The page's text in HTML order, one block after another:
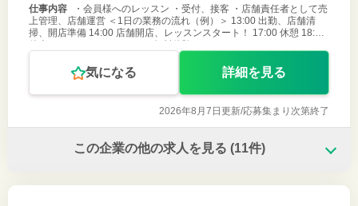
仕事内容
・会員様へのレッスン ・受付、接客 ・店舗責任者として売
上管理、店舗運営 ＜1日の業務の流れ（例）＞ 13:00 出勤、店舗清
掃、開店準備 14:00 店舗開店、レッスンスタート！ 17:00 休憩 18:00
気になる 詳細を見る
2026年8月7日更新/応募集まり次第終了
この企業の他の求人を見る (11件)